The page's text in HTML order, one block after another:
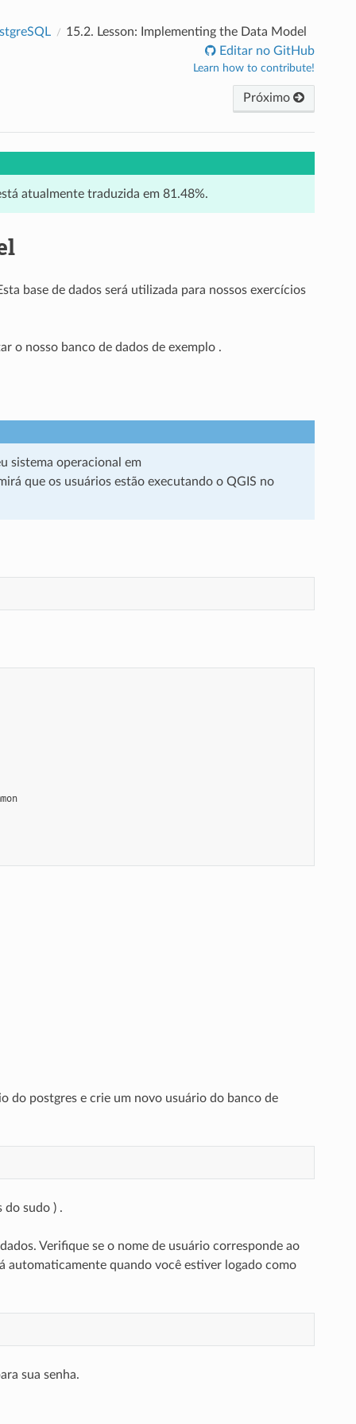
15.2. Lesson: Implementing the Data Model
Editar no GitHub
Learn how to contribute!
Próximo
atualmente traduzida em 81.48%.
base de dados será utilizada para nossos exercícios
o nosso banco de dados de exemplo .
sistema operacional em
que os usuários estão executando o QGIS no
postgresql-common
do postgres e crie um novo usuário do banco de
do sudo ) .
Verifique se o nome de usuário corresponde ao
automaticamente quando você estiver logado como
sua senha.